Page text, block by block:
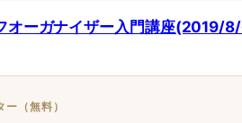
オーガナイザー入門講座(2019/
ー（無料）